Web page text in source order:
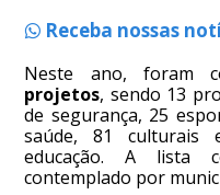
Receba nossas
Neste ano, foram
projetos, sendo 13
de segurança, 25
saúde, 81 culturais
educação. A lista
contemplado por